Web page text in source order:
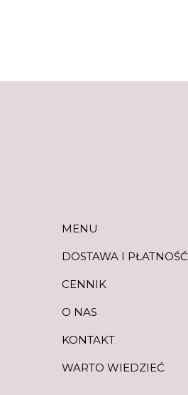
KONTAKT
O NAS
CENNIK
DOSTAWA I PŁATNOŚĆ
MENU
WARTO WIEDZIEĆ